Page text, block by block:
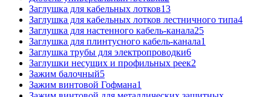
Заглушка для кабельных лотков13
Заглушка для кабельных лотков лестничного типа4
Заглушка для настенного кабель-канала25
Заглушка для плинтусного кабель-канала1
Заглушка трубы для электропроводки6
Заглушки несущих и профильных реек2
Зажим балочный5
Зажим винтовой Гофмана1